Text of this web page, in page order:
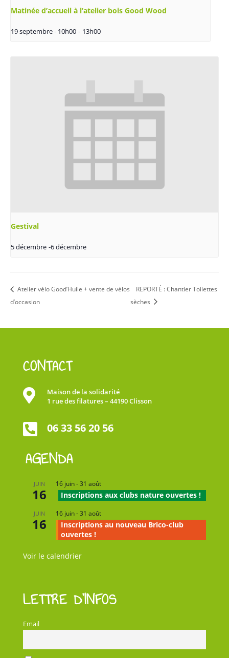
Matinée d’accueil à l’atelier bois Good Wood
19 septembre - 10h00 - 13h00
Gestival
5 décembre -6 décembre
Atelier vélo Good’Huile + vente de vélos
d’occasion
REPORTÉ : Chantier Toilettes
sèches
CONTACT

Maison de la solidarité
1 rue des filatures – 44190 Clisson
 06 33 56 20 56
AGENDA
JUIN
16
16 juin-31 août
Inscriptions aux clubs nature ouvertes !
JUIN
16
16 juin-31 août
Inscriptions au nouveau Brico-club
ouvertes !
Voir le calendrier
LETTRE D’INFOS
Email